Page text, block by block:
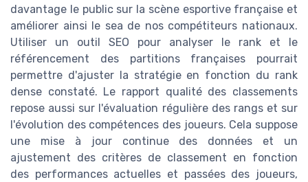
davantage le public sur la scène esportive française et
améliorer ainsi le sea de nos compétiteurs nationaux.
Utiliser un outil SEO pour analyser le rank et le
référencement des partitions françaises pourrait
permettre d'ajuster la stratégie en fonction du rank
dense constaté. Le rapport qualité des classements
repose aussi sur l'évaluation régulière des rangs et sur
l'évolution des compétences des joueurs. Cela suppose
une mise à jour continue des données et un
ajustement des critères de classement en fonction
des performances actuelles et passées des joueurs,